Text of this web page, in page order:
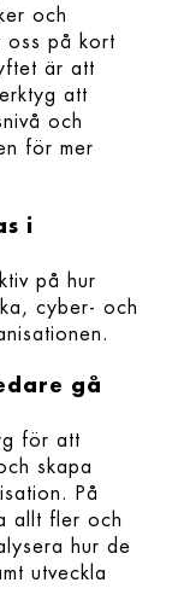
och
oss på kort
är att
att
och
för mer
i
på hur
cyber- och
gå
för att
skapa
På
allt fler och
hur de
utveckla